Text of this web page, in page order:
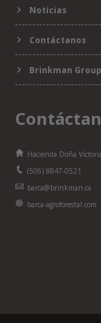
Noticias
Contáctanos
Brinkman Group
Hacienda Doña
(506) 8847-0521
barca@brinkman.ca
barca-agroforestal.com